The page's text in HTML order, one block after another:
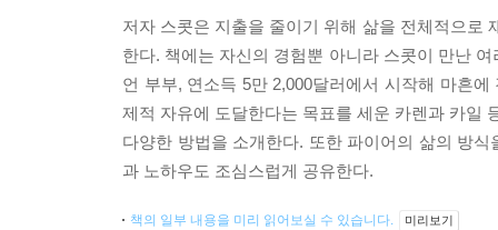
저자 스콧은 지출을 줄이기 위해 삶을 전체적으로
한다. 책에는 자신의 경험뿐 아니라 스콧이 만난
언 부부, 연소득 5만 2,000달러에서 시작해 마흔
제적 자유에 도달한다는 목표를 세운 카렌과 카일
다양한 방법을 소개한다. 또한 파이어의 삶의 방
과 노하우도 조심스럽게 공유한다.
책의 일부 내용을 미리 읽어보실 수 있습니다. 미리보기